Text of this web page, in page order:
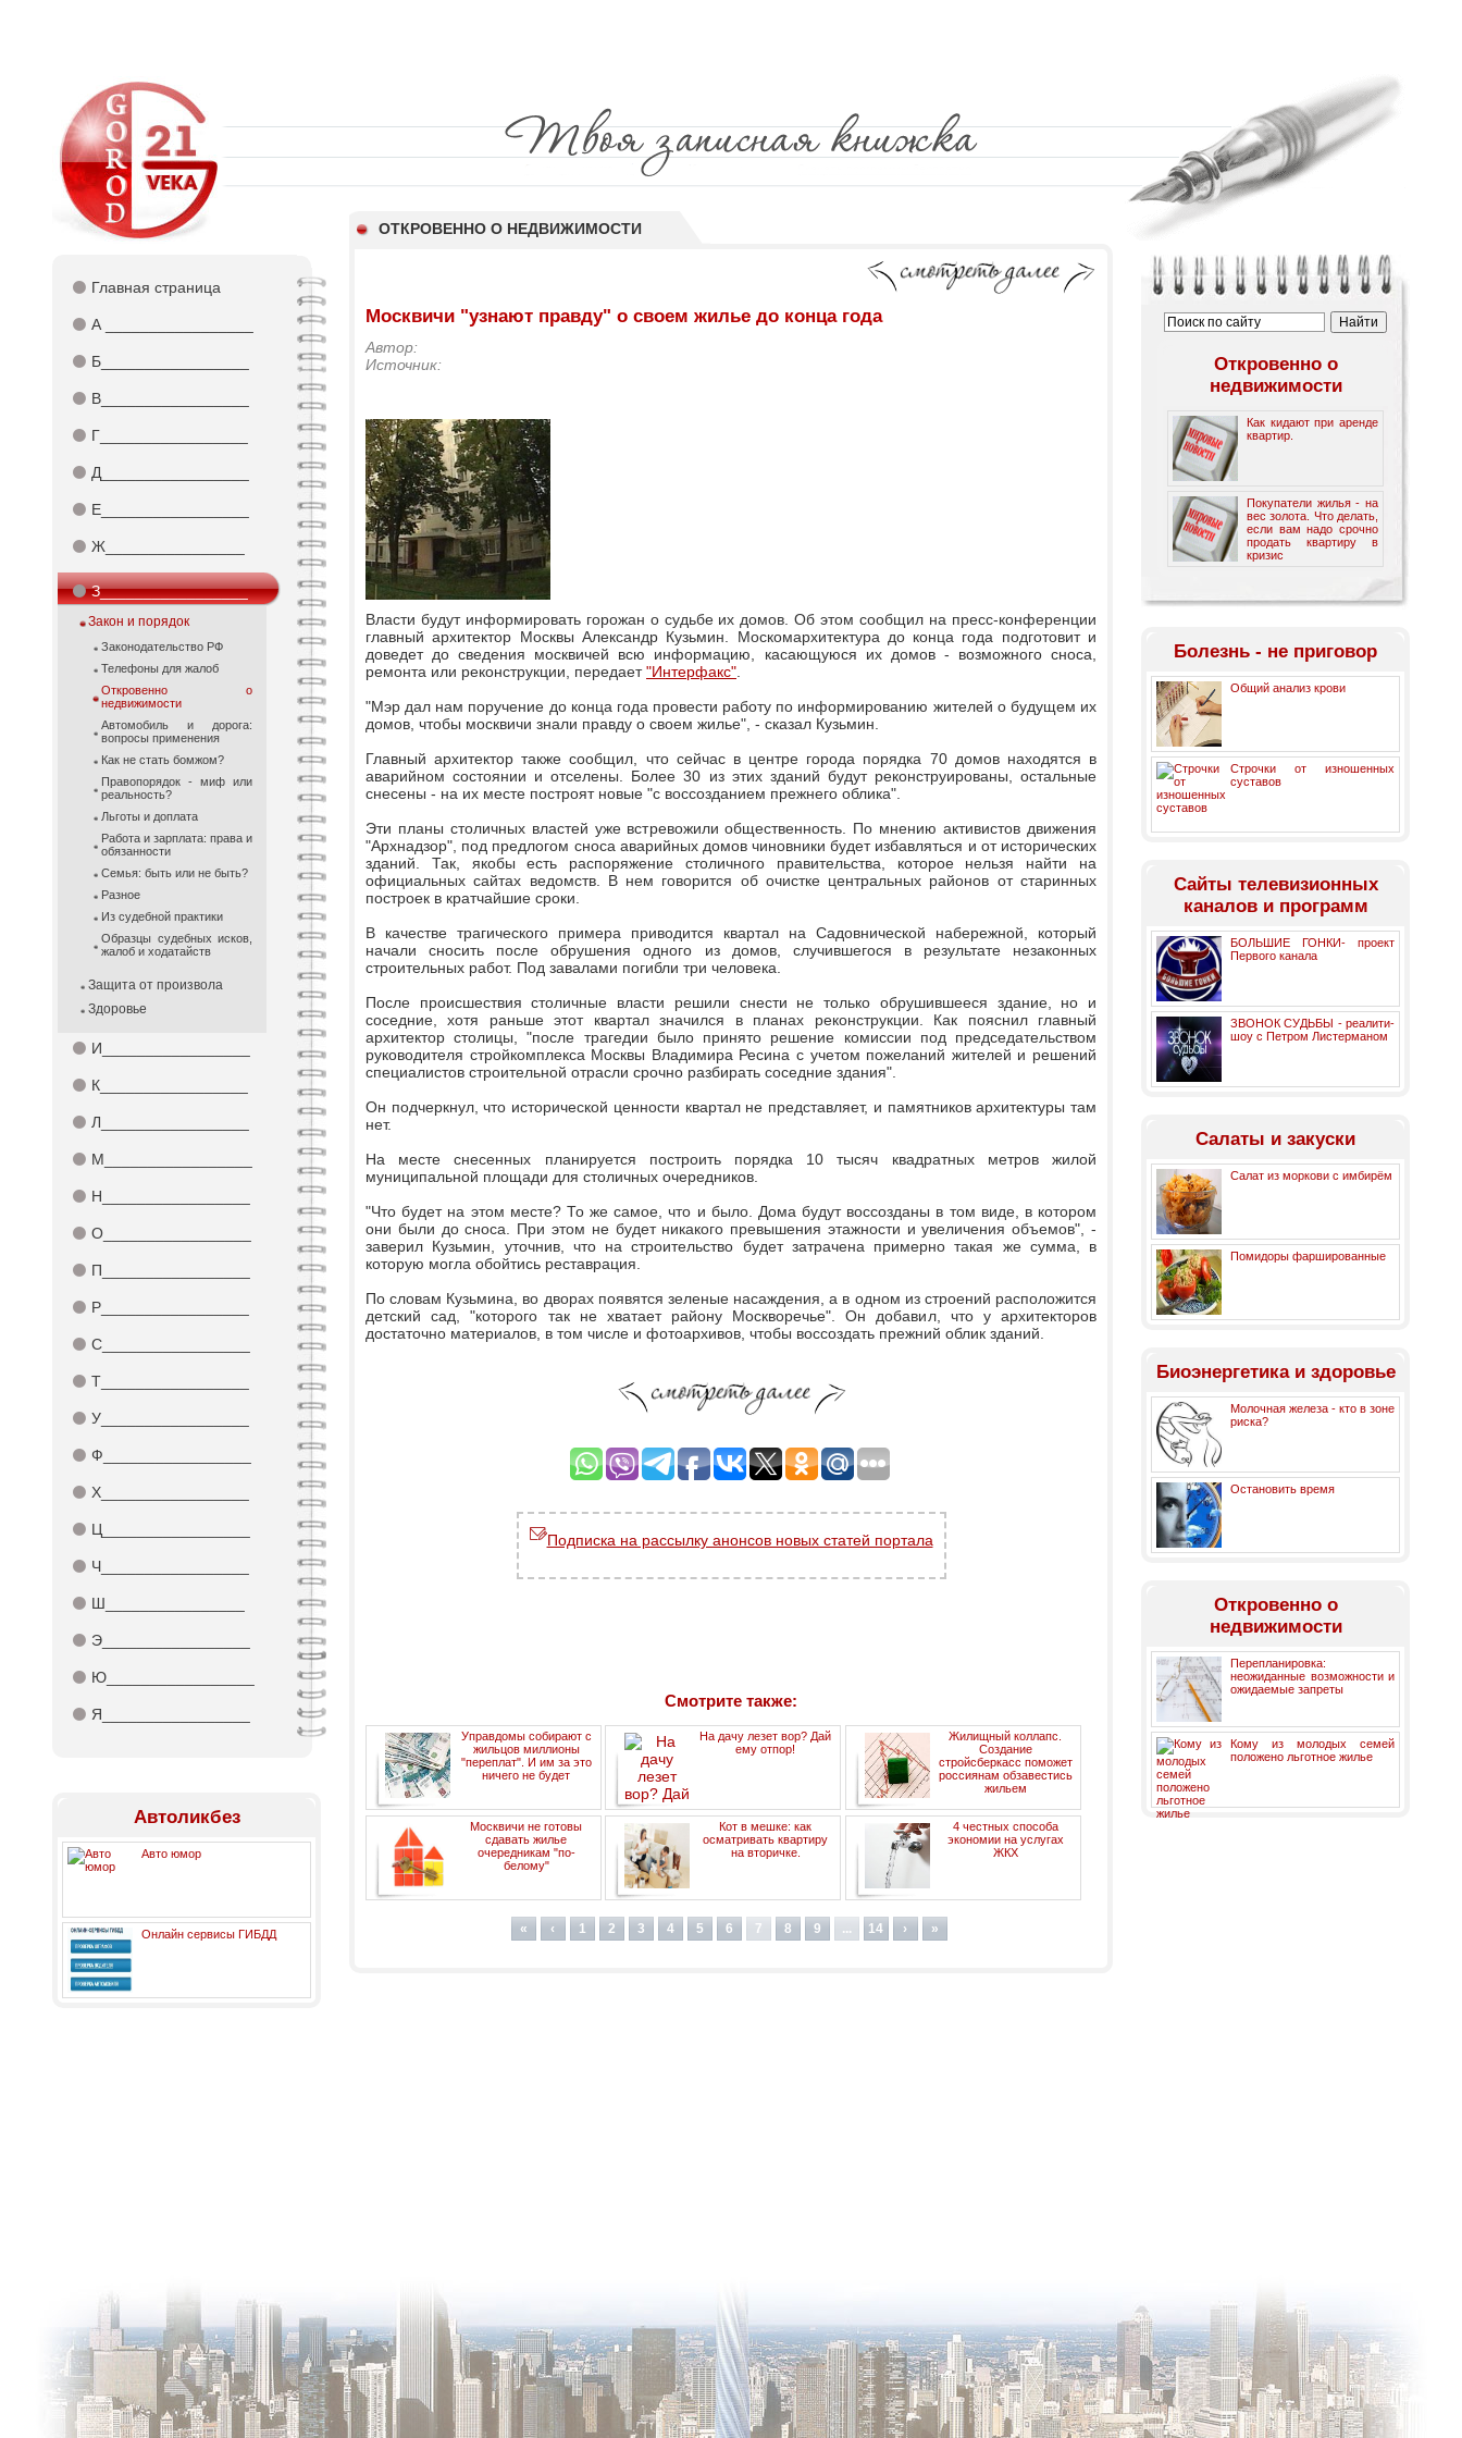
ОТКРОВЕННО О НЕДВИЖИМОСТИ
⚫ Главная страница
⚫ А _________________
⚫ Б_________________
⚫ В_________________
⚫ Г_________________
⚫ Д_________________
⚫ Е_________________
⚫ Ж________________
⚫З_________________
Закон и порядок
Законодательство РФ
Телефоны для жалоб
Откровенно о
недвижимости
Автомобиль и дорога:
вопросы применения
Как не стать бомжом?
Правопорядок - миф или
реальность?
Льготы и доплата
Работа и зарплата: права и
обязанности
Семья: быть или не быть?
Разное
Из судебной практики
Образцы судебных исков,
жалоб и ходатайств
Защита от произвола
Здоровье
⚫ И_________________
⚫ К_________________
⚫ Л_________________
⚫ М_________________
⚫ Н_________________
⚫ О_________________
⚫ П_________________
⚫ Р_________________
⚫ С_________________
⚫ Т_________________
⚫ У_________________
⚫ Ф_________________
⚫ Х_________________
⚫ Ц_________________
⚫ Ч_________________
⚫ Ш________________
⚫ Э_________________
⚫ Ю_________________
⚫ Я_________________
Автоликбез
Авто юмор
Онлайн сервисы ГИБДД
Москвичи "узнают правду" о своем жилье до конца года
Автор:
Источник:
Власти будут информировать горожан о судьбе их домов. Об этом сообщил на пресс-конференции
главный архитектор Москвы Александр Кузьмин. Москомархитектура до конца года подготовит и
доведет до сведения москвичей всю информацию, касающуюся их домов - возможного сноса,
ремонта или реконструкции, передает"Интерфакс"
"Мэр дал нам поручение до конца года провести работу по информированию жителей о будущем их
домов, чтобы москвичи знали правду о своем жилье", - сказал Кузьмин.
Главный архитектор также сообщил, что сейчас в центре города порядка 70 домов находятся в
аварийном состоянии и отселены. Более 30 из этих зданий будут реконструированы, остальные
снесены - на их месте построят новые "с воссозданием прежнего облика".
Эти планы столичных властей уже встревожили общественность. По мнению активистов движения
"Архнадзор", под предлогом сноса аварийных домов чиновники будет избавляться и от исторических
зданий. Так, якобы есть распоряжение столичного правительства, которое нельзя найти на
официальных сайтах ведомств. В нем говорится об очистке центральных районов от старинных
построек в кратчайшие сроки.
В качестве трагического примера приводится квартал на Садовнической набережной, который
начали сносить после обрушения одного из домов, случившегося в результате незаконных
строительных работ. Под завалами погибли три человека.
После происшествия столичные власти решили снести не только обрушившееся здание, но и
соседние, хотя раньше этот квартал значился в планах реконструкции. Как пояснил главный
архитектор столицы, "после трагедии было принято решение комиссии под председательством
руководителя стройкомплекса Москвы Владимира Ресина с учетом пожеланий жителей и решений
специалистов строительной отрасли срочно разбирать соседние здания".
Он подчеркнул, что исторической ценности квартал не представляет, и памятников архитектуры там
нет.
На месте снесенных планируется построить порядка 10 тысяч квадратных метров жилой
муниципальной площади для столичных очередников.
"Что будет на этом месте? То же самое, что и было. Дома будут воссозданы в том виде, в котором
они были до сноса. При этом не будет никакого превышения этажности и увеличения объемов", -
заверил Кузьмин, уточнив, что на строительство будет затрачена примерно такая же сумма, в
которую могла обойтись реставрация.
По словам Кузьмина, во дворах появятся зеленые насаждения, а в одном из строений расположится
детский сад, "которого так не хватает району Москворечье". Он добавил, что у архитекторов
достаточно материалов, в том числе и фотоархивов, чтобы воссоздать прежний облик зданий.
Подписка на рассылку анонсов новых статей портала
Смотрите также:
Управдомы собирают с
жильцов миллионы
"переплат". И им за это
ничего не будет
На дачу лезет вор? Дай
ему отпор!
Жилищный коллапс.
Создание
стройсберкасс поможет
россиянам обзавестись
жильем
Москвичи не готовы
сдавать жилье
очередникам "по-
белому"
Кот в мешке: как
осматривать квартиру
на вторичке.
4 честных способа
экономии на услугах
ЖКХ
« ‹ 1 2 3 4 5 6 7 8 9 ... 14 › »
Откровенно о
недвижимости
Как кидают при аренде
квартир.
Покупатели жилья - на
вес золота. Что делать,
если вам надо срочно
продать квартиру в
кризис
Болезнь - не приговор
Общий анализ крови
Строчки от изношенных
суставов
Cайты телевизионных
каналов и программ
БОЛЬШИЕ ГОНКИ- проект
Первого канала
ЗВОНОК СУДЬБЫ - реалити-
шоу с Петром Листерманом
Салаты и закуски
Салат из моркови с имбирём
Помидоры фаршированные
Биоэнергетика и здоровье
Молочная железа - кто в зоне
риска?
Остановить время
Откровенно о
недвижимости
Перепланировка:
неожиданные возможности и
ожидаемые запреты
Кому из молодых семей
положено льготное жилье